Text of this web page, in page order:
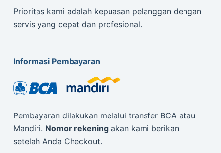
Prioritas kami adalah kepuasan pelanggan dengan
servis yang cepat dan profesional.
Informasi Pembayaran
Pembayaran dilakukan melalui transfer BCA atau
Mandiri. Nomor rekeningakan kami berikan
setelah Anda Checkout.